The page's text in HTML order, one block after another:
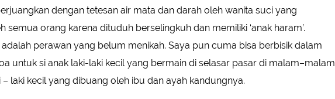
dengan tetesan air mata dan darah oleh wanita suci yang
semua orang karena dituduh berselingkuh dan memiliki ‘anak haram’.
adalah perawan yang belum menikah. Saya pun cuma bisa berbisik dalam
untuk si anak laki-laki kecil yang bermain di selasar pasar di malam–malam
– laki kecil yang dibuang oleh ibu dan ayah kandungnya.